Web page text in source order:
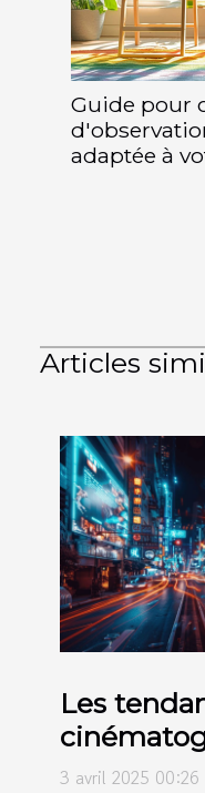
Guide pour
adaptée à
Articles
Les
façonnent
3 avril 2025 00:26